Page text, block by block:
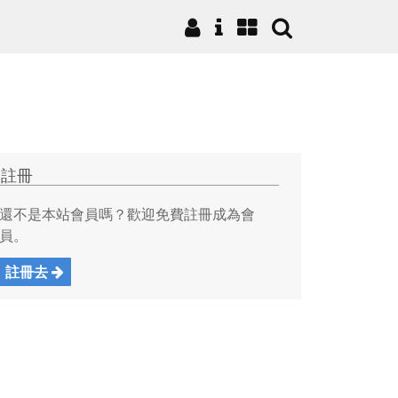
註冊
不是本站會員嗎？歡迎免費註冊成為會
。
註冊去